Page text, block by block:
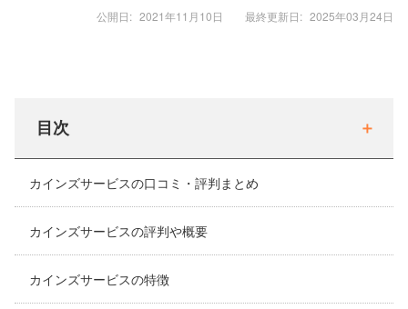
公開日: 2021年11月10日 最終更新日: 2025年03月24日
目次
カインズサービスの口コミ・評判まとめ
カインズサービスの評判や概要
カインズサービスの特徴